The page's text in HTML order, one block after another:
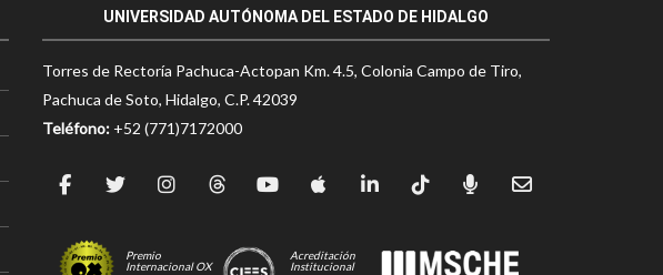
UNIVERSIDAD AUTÓNOMA DEL ESTADO DE HIDALGO
Torres de Rectoría Pachuca-Actopan Km. 4.5, Colonia Campo de Tiro,
Pachuca de Soto, Hidalgo, C.P. 42039
Teléfono: +52 (771)7172000
Premio
Internacional OX
Acreditación
Institucional